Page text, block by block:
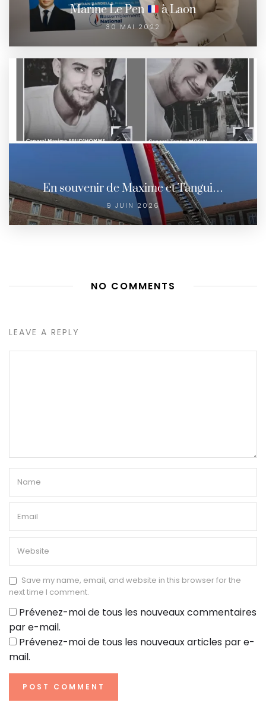
Marine Le Pen à Laon
30 MAI 2022
En souvenir de Maxime et Tangui…
9 JUIN 2026
NO COMMENTS
LEAVE A REPLY
Save my name, email, and website in this browser for the
next time I comment.
Prévenez-moi de tous les nouveaux commentaires
par e-mail.
Prévenez-moi de tous les nouveaux articles par e-
mail.